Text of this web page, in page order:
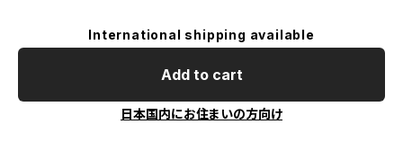
International shipping available
Add to cart
日本国内にお住まいの方向け